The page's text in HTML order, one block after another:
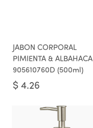
JABON CORPORAL
PIMIENTA & ALBAHACA
905610760D (500ml)
$ 4.26